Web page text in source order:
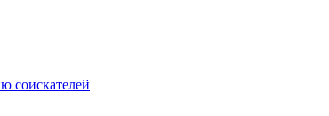
соискателей